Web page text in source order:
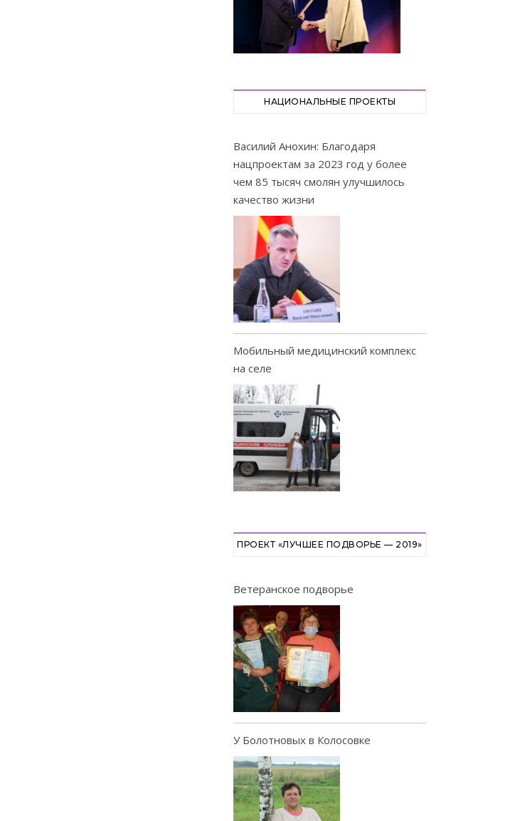
НАЦИОНАЛЬНЫЕ ПРОЕКТЫ
Василий Анохин: Благодаря
нацпроектам за 2023 год у более
чем 85 тысяч смолян улучшилось
качество жизни
Мобильный медицинский комплекс
на селе
ПРОЕКТ «ЛУЧШЕЕ ПОДВОРЬЕ — 2019»
Ветеранское подворье
У Болотновых в Колосовке